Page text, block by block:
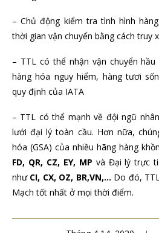
– Chủ động kiểm tra tình hình
thời gian vận chuyển bằng cách truy
– TTL có thể nhận vận chuyển
hàng hóa nguy hiểm, hàng tươi
quy định của IATA
– TTL có thể mạnh về đội ngũ
lưới đại lý toàn cầu. Hơn nữa,
hóa (GSA) của nhiều hãng hàng
FD, QR, CZ, EY, MP và Đại lý trực
như CI, CX, OZ, BR,VN,… Do đó,
Mạch tốt nhất ở mọi thời điểm.